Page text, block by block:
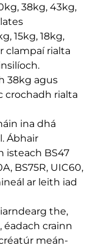
38kg, 43kg,
15kg, 18kg,
clampaí rialta
38kg agus
crochadh rialta
ina dhá
Ábhair
isteach BS47
BS75R, UIC60,
ar leith iad
the,
éadach crainn
meán-